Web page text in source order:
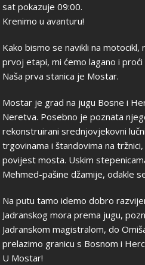
sat pokazuje 09:00.
Krenimo u avanturu!
Kako bismo se navikli na
prvoj etapi, mi ćemo lagano i
Naša prva stanica je Mostar.
Mostar je grad na jugu Bosne i
Neretva. Posebno je poznata
rekonstruirani srednjovjekovni
trgovinama i štandovima na
povijest mosta. Uskim
Mehmed-pašine džamije, odakle
Na putu tamo idemo dobro
Jadranskog mora prema jugu,
Jadranskom magistralom, do
prelazimo granicu s Bosnom i
U Mostar!